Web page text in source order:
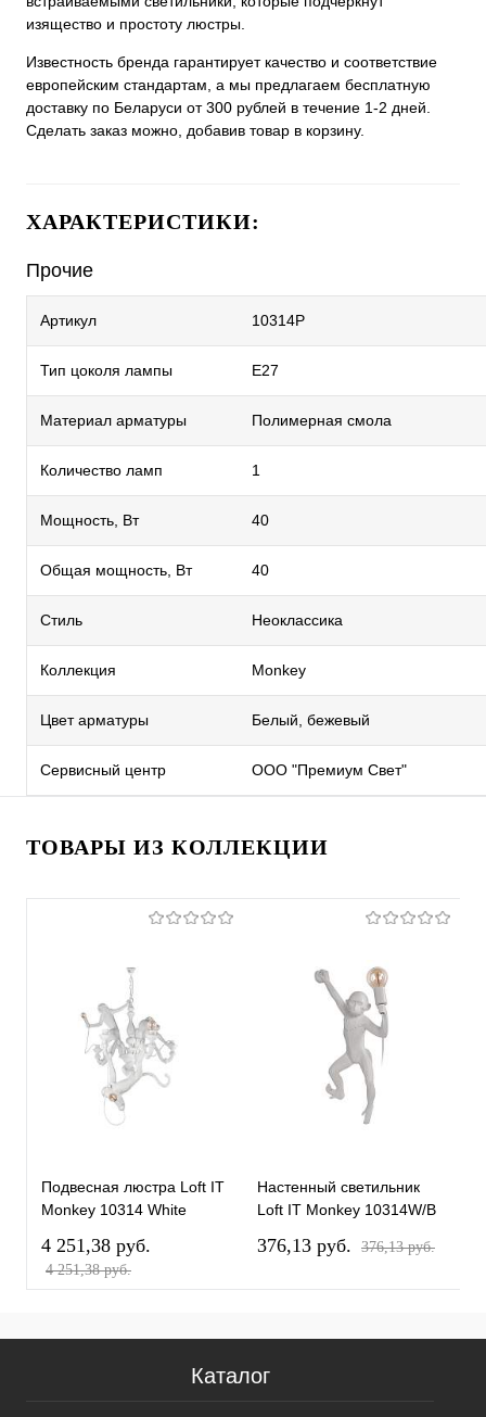
изящество и простоту люстры.
Известность бренда гарантирует качество и соответствие
европейским стандартам, а мы предлагаем бесплатную
доставку по Беларуси от 300 рублей в течение 1-2 дней.
Сделать заказ можно, добавив товар в корзину.
ХАРАКТЕРИСТИКИ:
Прочие
Артикул 10314P
Тип цоколя лампы E27
Материал арматуры Полимерная смола
Количество ламп 1
Мощность, Вт 40
Общая мощность, Вт 40
Стиль Неоклассика
Коллекция Monkey
Цвет арматуры Белый, бежевый
Сервисный центр ООО "Премиум Свет"
ТОВАРЫ ИЗ КОЛЛЕКЦИИ
Подвесная люстра Loft IT
Monkey 10314 White
4 251,38 pуб.
4 251,38 pуб.
Настенный светильник
Loft IT Monkey 10314W/B
376,13 pуб. 376,13 pуб.
Каталог